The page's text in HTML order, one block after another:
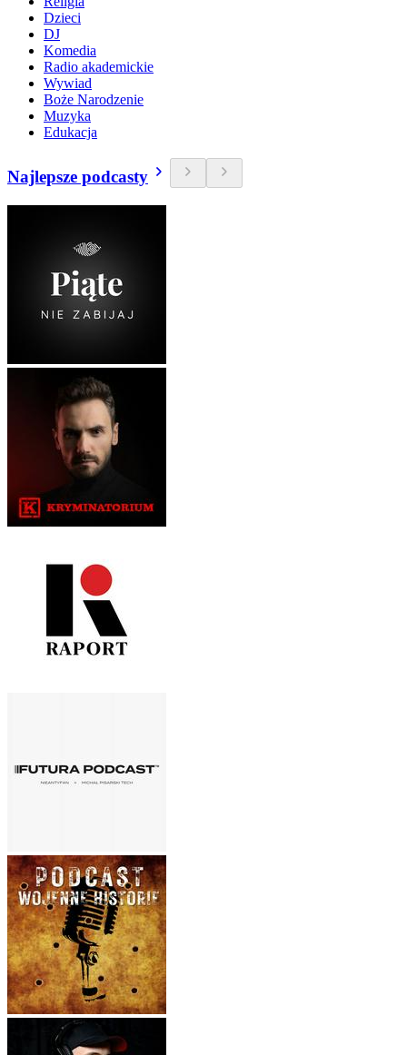
Dzieci
DJ
Komedia
Radio akademickie
Wywiad
Boże Narodzenie
Muzyka
Edukacja
Najlepsze podcasty